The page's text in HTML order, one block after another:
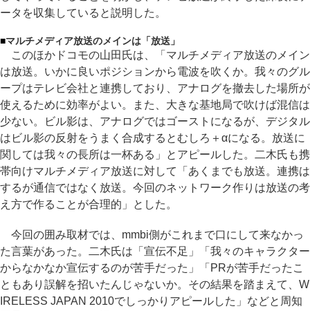
ータを収集していると説明した。
■マルチメディア放送のメインは「放送」
このほかドコモの山田氏は、「マルチメディア放送のメイン
は放送。いかに良いポジションから電波を吹くか。我々のグル
ープはテレビ会社と連携しており、アナログを撤去した場所が
使えるために効率がよい。また、大きな基地局で吹けば混信は
少ない。ビル影は、アナログではゴーストになるが、デジタル
はビル影の反射をうまく合成するとむしろ＋αになる。放送に
関しては我々の長所は一杯ある」とアピールした。二木氏も携
帯向けマルチメディア放送に対して「あくまでも放送。連携は
するが通信ではなく放送。今回のネットワーク作りは放送の考
え方で作ることが合理的」とした。
今回の囲み取材では、mmbi側がこれまで口にして来なかっ
た言葉があった。二木氏は「宣伝不足」「我々のキャラクター
からなかなか宣伝するのが苦手だった」「PRが苦手だったこ
ともあり誤解を招いたんじゃないか。その結果を踏まえて、W
IRELESS JAPAN 2010でしっかりアピールした」などと周知